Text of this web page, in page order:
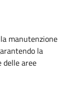
manutenzione
la
aree